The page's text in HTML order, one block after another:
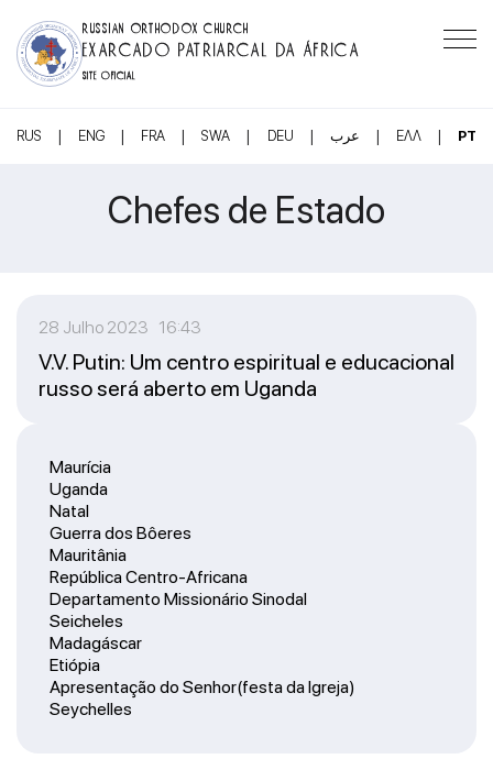
RUSSIAN ORTHODOX CHURCH
EXARCADO PATRIARCAL DA ÁFRICA
SITE OFICIAL
RUS | ENG | FRA | SWA | DEU | عرب | ΕΛΛ | PT
Chefes de Estado
Maurícia
Uganda
Natal
Guerra dos Bôeres
Mauritânia
República Centro-Africana
Departamento Missionário Sinodal
Seicheles
Madagáscar
Etiópia
Apresentação do Senhor(festa da Igreja)
Seychelles
28 Julho 2023 16:43
V.V. Putin: Um centro espiritual e educacional
russo será aberto em Uganda